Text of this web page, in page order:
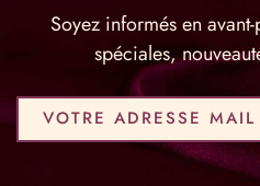
Soyez informés en
spéciales,